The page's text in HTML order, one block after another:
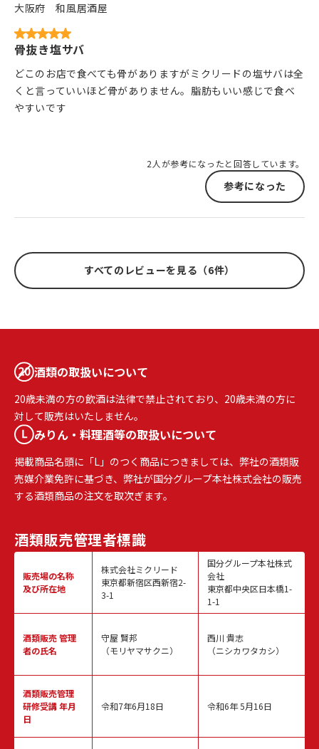
大阪府
和風居酒屋
骨抜き塩サバ
どこのお店で食べても骨がありますがミクリードの塩サバは全
くと言っていいほど骨がありません。脂肪もいい感じで食べ
やすいです
2人が参考になったと回答しています。
参考になった
すべてのレビューを見る（6件）
酒類の取扱いについて
20歳未満の方の飲酒は法律で禁止されており、20歳未満の方に
対して販売はいたしません。
みりん・料理酒等の取扱いについて
掲載商品名頭に「L」のつく商品につきましては、弊社の酒類販
売媒介業免許に基づき、弊社が国分グループ本社株式会社の販売
する酒類商品の注文を取次ぎます。
酒類販売管理者標識
販売場の名称
及び所在地
酒類販売管理
者の氏名
酒類販売管理
研修受講 年月
日
株式会社ミクリード
東京都新宿区西新宿2-
3-1
守屋 賢邦
（モリヤマサクニ）
令和7年6月18日
国分グループ本社株式
会社
東京都中央区日本橋1-
1-1
西川 貴志
（ニシカワタカシ）
令和6年 5月16日